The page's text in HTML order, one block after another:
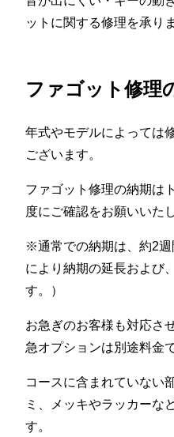
ットに関する修理を承り
ファゴット修理
年式やモデルによっては
ございます。
ファゴット修理の納期は
度にご確認をお願いいた
※通常での納期は、約2
により納期の延長および
す。）
お急ぎのお客様も対応さ
急オプションは別途料金
コースに含まれていない
ミ、メッキやラッカーな
す。